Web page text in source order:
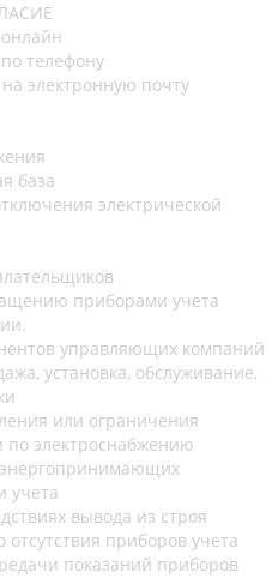
телефону
электронную почту
база
электрической
приборами учета
управляющих компаний
установка, обслуживание,
или ограничения
по электроснабжению
учета
вывода из строя
приборов учета
показаний приборов